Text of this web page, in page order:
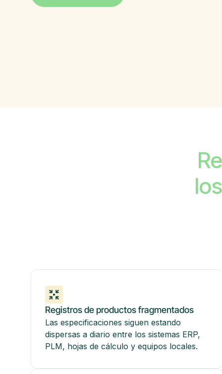
Registros de productos fragmentados
Las especificaciones siguen estando
dispersas a diario entre los sistemas ERP,
PLM, hojas de cálculo y equipos locales.